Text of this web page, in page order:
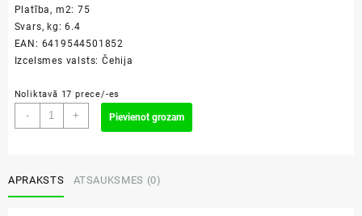
Platība, m2: 75
Svars, kg: 6.4
EAN: 6419544501852
Izcelsmes valsts: Čehija
Noliktavā 17 prece/-es
-
JUTADACH
85
+ Pievienot grozam
APRAKSTS ATSAUKSMES (0)